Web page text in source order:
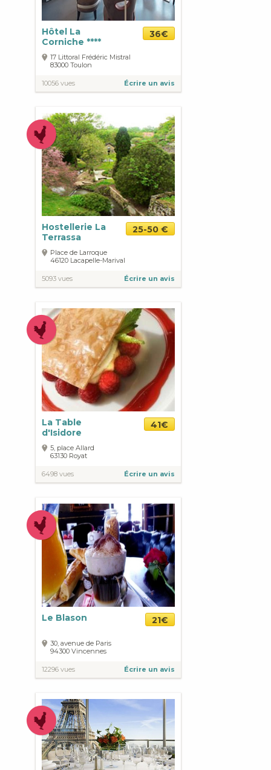
Hôtel La
Corniche ****
36€
17 Littoral Frédéric Mistral
83000 Toulon
10056 vues Écrire un avis
Hostellerie La
Terrassa
25-50 €
Place de Larroque
46120 Lacapelle-Marival
5093 vues Écrire un avis
La Table
d'Isidore
41€
5, place Allard
63130 Royat
6498 vues Écrire un avis
Le Blason 21€
30, avenue de Paris
94300 Vincennes
12296 vues Écrire un avis